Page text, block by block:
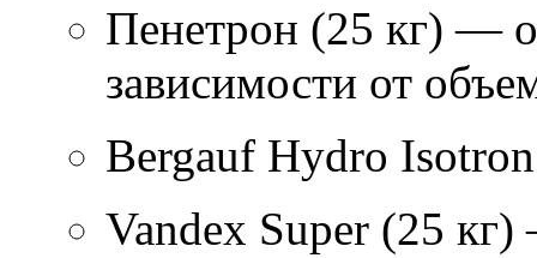
Пенетрон (25 кг) —
зависимости от
Bergauf Hydro
Vandex Super (25